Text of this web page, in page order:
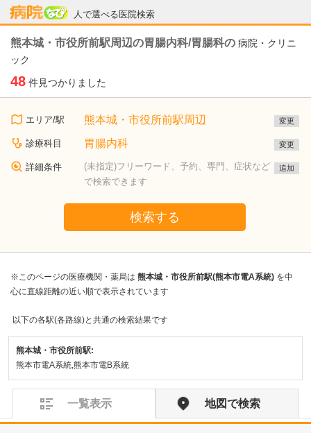
人で選べる医院検索
病院なび
熊本城・市役所前駅周辺の胃腸内科/胃腸科の 病院・クリニ
ック
48 件見つかりました
エリア/駅 熊本城・市役所前駅周辺 変更
診療科目 胃腸内科 変更
詳細条件
(未指定)フリーワード、予約、専門、症状など
で検索できます
追加
検索する
※このページの医療機関・薬局は 熊本城・市役所前駅(熊本市電A系統) を中
心に直線距離の近い順で表示されています
以下の各駅(各路線)と共通の検索結果です
熊本城・市役所前駅:
熊本市電A系統,熊本市電B系統
一覧表示 地図で検索